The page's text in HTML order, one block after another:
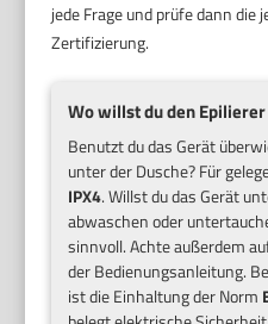
jede Frage und prüfe dann die
Zertifizierung.
Wo willst du den
Benutzt du das Gerät
unter der Dusche? Für
IPX4. Willst du das Gerät
abwaschen oder
sinnvoll. Achte außerdem
der Bedienungsanleitung.
ist die Einhaltung der Norm